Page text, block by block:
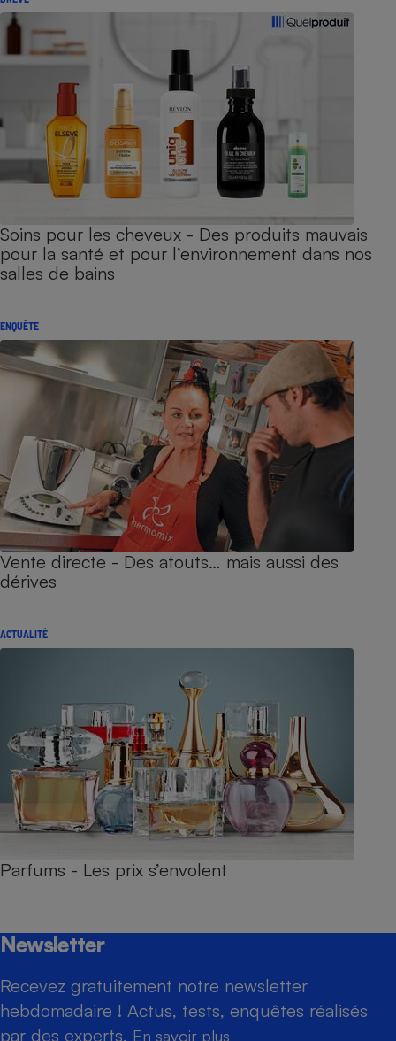
Soins pour les cheveux - Des produits mauvais
pour la santé et pour l’environnement dans nos
salles de bains
ENQUÊTE
Vente directe - Des atouts… mais aussi des
dérives
ACTUALITÉ
Parfums - Les prix s’envolent
Newsletter
Recevez gratuitement notre newsletter
hebdomadaire ! Actus, tests, enquêtes réalisés
par des experts. En savoir plus